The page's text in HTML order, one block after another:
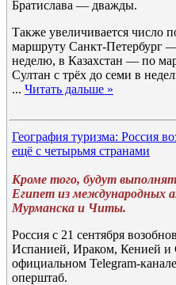
Братислава — дважды.
Также увеличивается число
маршруту Санкт-Петербург
неделю, в Казахстан — по
Султан с трёх до семи в
... Читать дальше »
География туризма: Россия
ещё с четырьмя странами
Кроме того, будут
Египет из международных
Мурманска и Читы.
Россия с 21 сентября
Испанией, Ираком, Кенией и
официальном Telegram-
оперштаб.